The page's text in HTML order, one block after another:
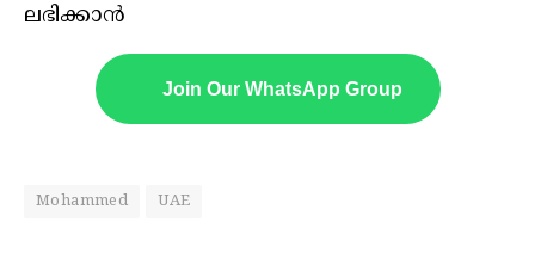
ലഭിക്കാൻ
Join Our WhatsApp Group
Mohammed UAE